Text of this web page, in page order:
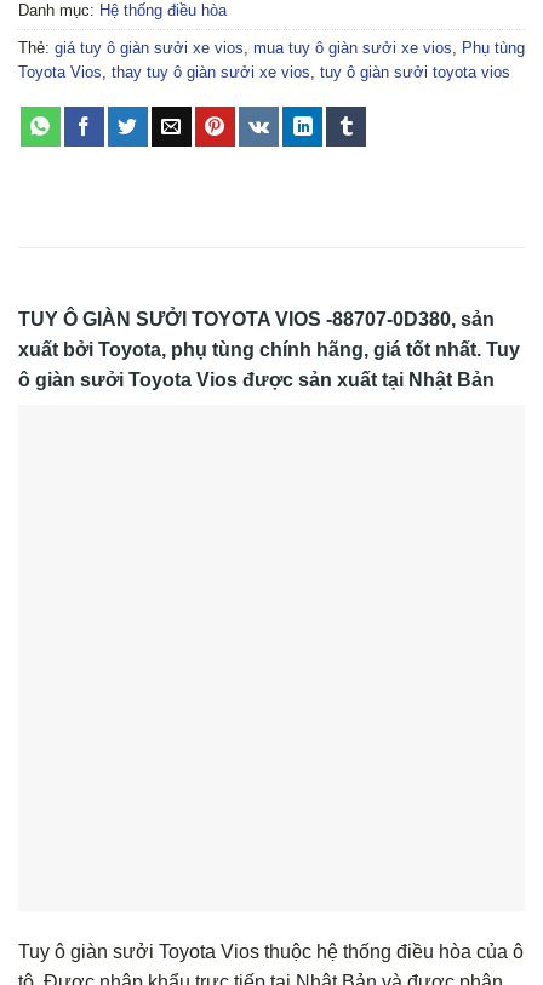
Danh mục: Hệ thống điều hòa
Thẻ: giá tuy ô giàn sưởi xe vios, mua tuy ô giàn sưởi xe vios, Phụ tùng
Toyota Vios, thay tuy ô giàn sưởi xe vios, tuy ô giàn sưởi toyota vios
TUY Ô GIÀN SƯỞI TOYOTA VIOS -88707-0D380, sản
xuất bởi Toyota, phụ tùng chính hãng, giá tốt nhất. Tuy
ô giàn sưởi Toyota Vios được sản xuất tại Nhật Bản
Tuy ô giàn sưởi Toyota Vios thuộc hệ thống điều hòa của ô